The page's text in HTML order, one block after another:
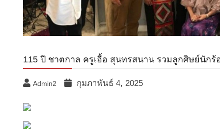
115 ปี ชาตกาล ครูเอื้อ สุนทรสนาน รวมลูกศิษย์นัก
Admin2 กุมภาพันธ์ 4, 2025